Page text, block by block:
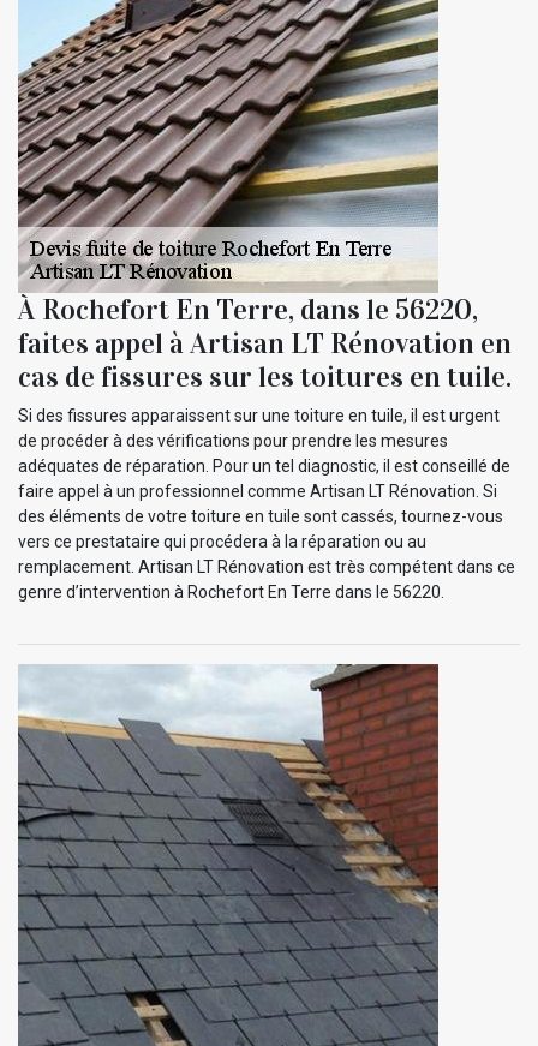
À Rochefort En Terre, dans le 56220,
faites appel à Artisan LT Rénovation en
cas de fissures sur les toitures en tuile.
Si des fissures apparaissent sur une toiture en tuile, il est urgent
de procéder à des vérifications pour prendre les mesures
adéquates de réparation. Pour un tel diagnostic, il est conseillé de
faire appel à un professionnel comme Artisan LT Rénovation. Si
des éléments de votre toiture en tuile sont cassés, tournez-vous
vers ce prestataire qui procédera à la réparation ou au
remplacement. Artisan LT Rénovation est très compétent dans ce
genre d’intervention à Rochefort En Terre dans le 56220.